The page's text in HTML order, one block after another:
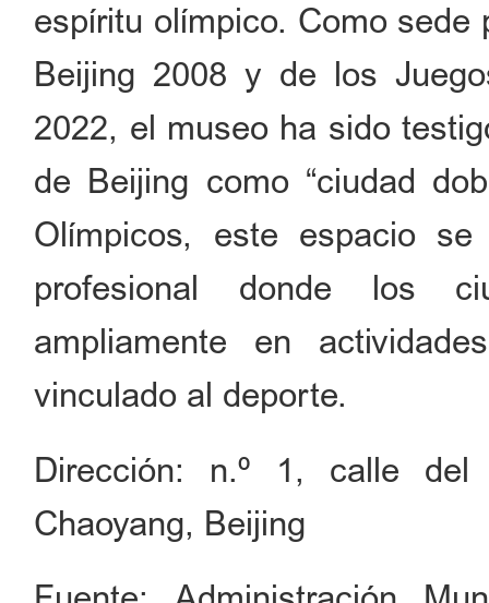
espíritu olímpico. Como
Beijing 2008 y de los
2022, el museo ha sido
de Beijing como “ciudad
Olímpicos, este espacio
profesional donde los
ampliamente en
vinculado al deporte.
Dirección: n.º 1, calle
Chaoyang, Beijing